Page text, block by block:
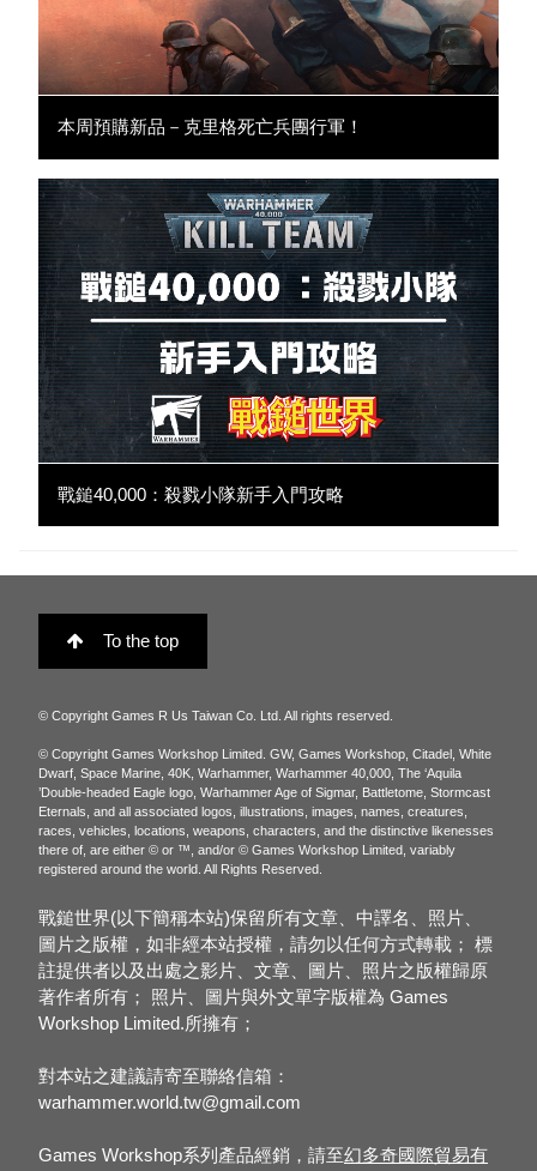
本周預購新品－克里格死亡兵團行軍！
戰鎚40,000：殺戮小隊新手入門攻略
To the top
© Copyright Games R Us Taiwan Co. Ltd. All rights reserved.
© Copyright Games Workshop Limited. GW, Games Workshop, Citadel, White
Dwarf, Space Marine, 40K, Warhammer, Warhammer 40,000, The ‘Aquila
’Double-headed Eagle logo, Warhammer Age of Sigmar, Battletome, Stormcast
Eternals, and all associated logos, illustrations, images, names, creatures,
races, vehicles, locations, weapons, characters, and the distinctive likenesses
there of, are either © or ™, and/or © Games Workshop Limited, variably
registered around the world. All Rights Reserved.
戰鎚世界(以下簡稱本站)保留所有文章、中譯名、照片、
圖片之版權，如非經本站授權，請勿以任何方式轉載； 標
註提供者以及出處之影片、文章、圖片、照片之版權歸原
著作者所有； 照片、圖片與外文單字版權為 Games
Workshop Limited.所擁有；
對本站之建議請寄至聯絡信箱：
warhammer.world.tw@gmail.com
Games Workshop系列產品經銷，請至幻多奇國際貿易有